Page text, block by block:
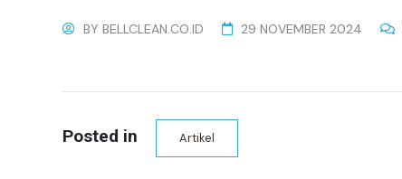
BY BELLCLEAN.CO.ID 29 NOVEMBER 2024
Posted in Artikel